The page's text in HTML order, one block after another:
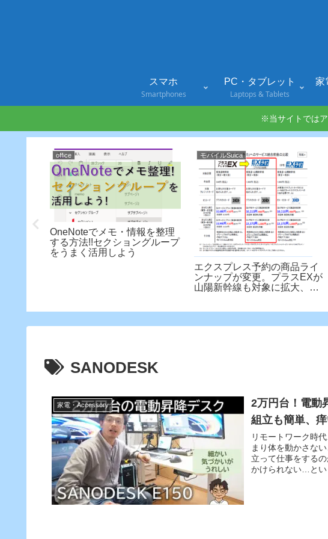
スマホ
Smartphones
PC・タブレット
Laptops & Tablets
家
※当サイトでは
office
OneNoteでメモ・情報を整理
する方法!!セクショングループ
をうまく活用しよう
モバイルSuica
エクスプレス予約の商品ライ
ンナップが変更。プラスEXが
山陽新幹線も対象に拡大、往
SANODESK
家電・Accessory
2万円台！電動
組立も簡単、
リモートワーク時
まり体を動かさな
立って仕事をする
かけられない…とい